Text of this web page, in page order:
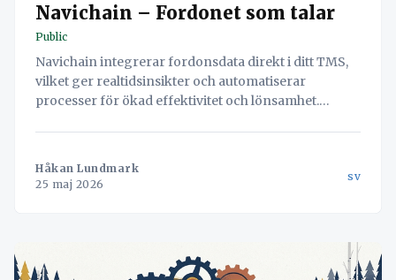
Navichain – Fordonet som talar
Public
Navichain integrerar fordonsdata direkt i ditt TMS,
vilket ger realtidsinsikter och automatiserar
processer för ökad effektivitet och lönsamhet.
verkstadsstopp.
Håkan Lundmark
25 maj 2026
sv